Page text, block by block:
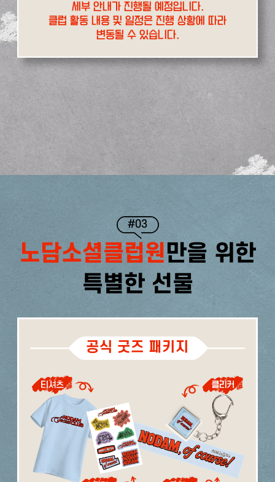
세부 안내가 진행될 예정입니다.
클럽 활동 내용 및 일정은 진행 상황에 따라
변동될 수 있습니다.
#03
노담소셜클럽원만을 위한
특별한 선물
공식 굿즈 패키지